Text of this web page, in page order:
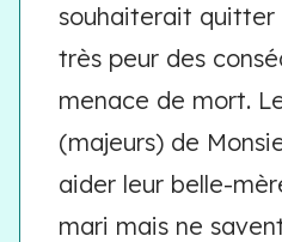
souhaiterait quitter
très peur des
menace de mort.
(majeurs) de
aider leur belle-
mari mais ne